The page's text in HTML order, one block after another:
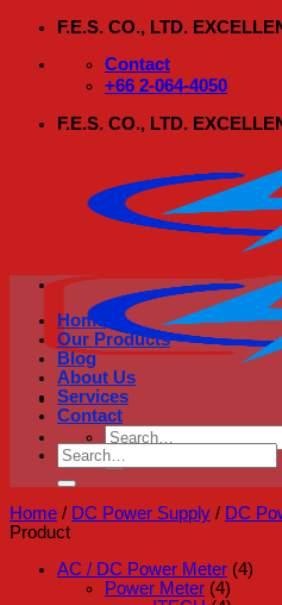
Skip
content
F.E.S. CO., LTD.
Contact
+66 2-064-4050
F.E.S. CO., LTD.
Search
for:
Home
Our Products
Blog
About Us
Services
Contact
Search
for:
Home / DC Power Supply / DC
Product
AC / DC Power Meter (4)
Power Meter (4)